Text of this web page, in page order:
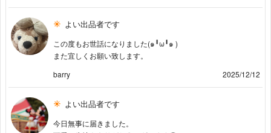
よい出品者です
この度もお世話になりました(๑╹ω╹๑ )
また宜しくお願い致します。
barry
2025/12/12
よい出品者です
今日無事に届きました。